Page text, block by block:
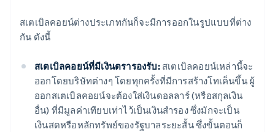
สเตเบิลคอยน์ต่างประเภทกันก็จะมีการออกในรูปแบบที่ต่าง
กัน ดังนี้
สเตเบิลคอยน์ที่มีเงินตรารองรับ:สเตเบิลคอยน์เหล่านี้จะ
ออกโดยบริษัทต่างๆ โดยทุกครั้งที่มีการสร้างโทเค็นขึ้น ผู้
ออกสเตเบิลคอยน์จะต้องใส่เงินดอลลาร์ (หรือสกุลเงิน
อื่น) ที่มีมูลค่าเทียบเท่าไว้เป็นเงินสำรอง ซึ่งมักจะเป็น
เงินสดหรือหลักทรัพย์ของรัฐบาลระยะสั้น ซึ่งขั้นตอนก็